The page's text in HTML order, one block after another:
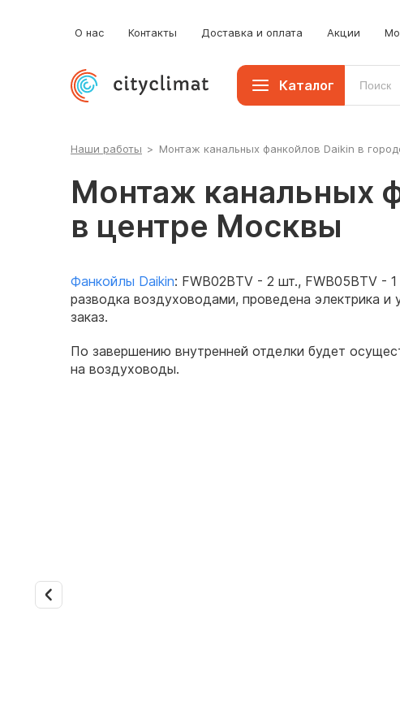
О нас Контакты Доставка и оплата Акции
Каталог
Наши работы > Монтаж канальных фанкойлов Daikin в
Монтаж канальных
в центре Москвы
Фанкойлы Daikin: FWB02BTV - 2 шт., FWB05BTV -
разводка воздуховодами, проведена электрика
заказ.
По завершению внутренней отделки будет
на воздуховоды.